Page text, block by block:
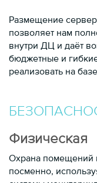
Размещение
позволяет нам
внутри ДЦ и даёт
бюджетные и
реализовать на
Физическая
Охрана помещений
посменно,